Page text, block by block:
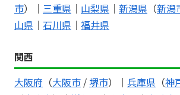
市）｜ 三重県 ｜ 山梨県 ｜ 新潟県 （新潟
山県 ｜ 石川県 ｜ 福井県
関西
大阪府 （大阪市 / 堺市）｜ 兵庫県 （神